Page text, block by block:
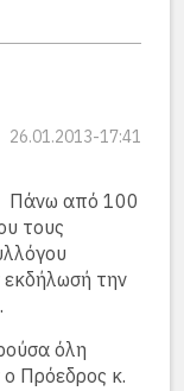
του
άτομα, που
του
Κολωνάκι
είχαν
26.01.2013-17:41
Πάνω από 100
τους
εκδήλωσή την
όλη
Πρόεδρος κ.